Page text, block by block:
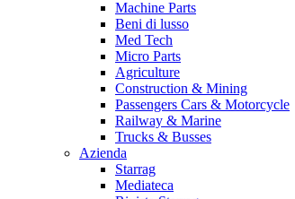
Machine Parts
Beni di lusso
Med Tech
Micro Parts
Agriculture
Construction & Mining
Passengers Cars & Motorcycle
Railway & Marine
Trucks & Busses
Azienda
Starrag
Mediateca